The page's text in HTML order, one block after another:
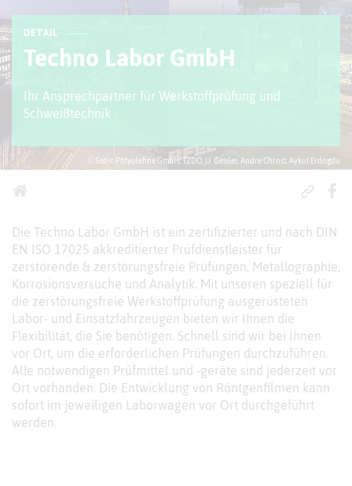
© Sabic Polyolefine GmbH, TZDO, U. Geisler, Andre Chrost, Aykut Erdogdu
DETAIL
Techno Labor GmbH
Ihr Ansprechpartner für Werkstoffprüfung und
Schweißtechnik
Die Techno Labor GmbH ist ein zertifizierter und nach DIN
EN ISO 17025 akkreditierter Prüfdienstleister für
zerstörende & zerstörungsfreie Prüfungen, Metallographie,
Korrosionsversuche und Analytik. Mit unseren speziell für
die zerstörungsfreie Werkstoffprüfung ausgerüsteten
Labor- und Einsatzfahrzeugen bieten wir Ihnen die
Flexibilität, die Sie benötigen. Schnell sind wir bei Ihnen
vor Ort, um die erforderlichen Prüfungen durchzuführen.
Alle notwendigen Prüfmittel und -geräte sind jederzeit vor
Ort vorhanden. Die Entwicklung von Röntgenfilmen kann
sofort im jeweiligen Laborwagen vor Ort durchgeführt
werden.